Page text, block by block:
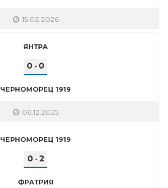
15.02.2026
ЯНТРА
0 - 0
ЧЕРНОМОРЕЦ 1919
06.12.2025
ЧЕРНОМОРЕЦ 1919
0- 2
ФРАТРИЯ